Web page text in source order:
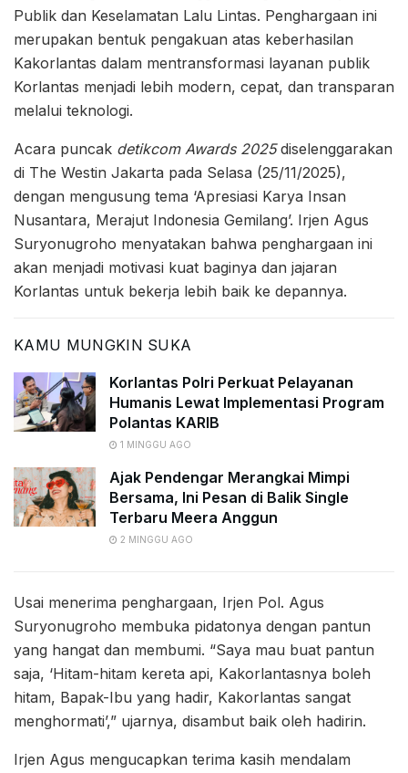
Publik dan Keselamatan Lalu Lintas. Penghargaan ini
merupakan bentuk pengakuan atas keberhasilan
Kakorlantas dalam mentransformasi layanan publik
Korlantas menjadi lebih modern, cepat, dan transparan
melalui teknologi.
Acara puncak detikcom Awards 2025diselenggarakan
di The Westin Jakarta pada Selasa (25/11/2025),
dengan mengusung tema ‘Apresiasi Karya Insan
Nusantara, Merajut Indonesia Gemilang’. Irjen Agus
Suryonugroho menyatakan bahwa penghargaan ini
akan menjadi motivasi kuat baginya dan jajaran
Korlantas untuk bekerja lebih baik ke depannya.
KAMU MUNGKIN SUKA
Korlantas Polri Perkuat Pelayanan
Humanis Lewat Implementasi Program
Polantas KARIB
1 MINGGU AGO
Ajak Pendengar Merangkai Mimpi
Bersama, Ini Pesan di Balik Single
Terbaru Meera Anggun
2 MINGGU AGO
Usai menerima penghargaan, Irjen Pol. Agus
Suryonugroho membuka pidatonya dengan pantun
yang hangat dan membumi. “Saya mau buat pantun
saja, ‘Hitam-hitam kereta api, Kakorlantasnya boleh
hitam, Bapak-Ibu yang hadir, Kakorlantas sangat
menghormati’,” ujarnya, disambut baik oleh hadirin.
Irjen Agus mengucapkan terima kasih mendalam